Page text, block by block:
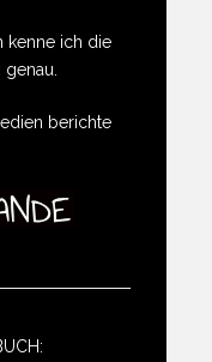
kenne ich die
berichte